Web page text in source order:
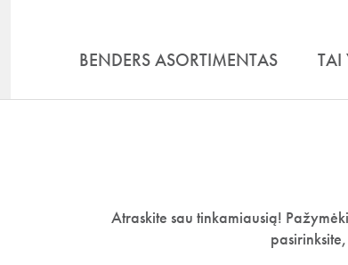
BENDERS ASORTIMENTAS TAI
Atraskite sau tinkamiausią!